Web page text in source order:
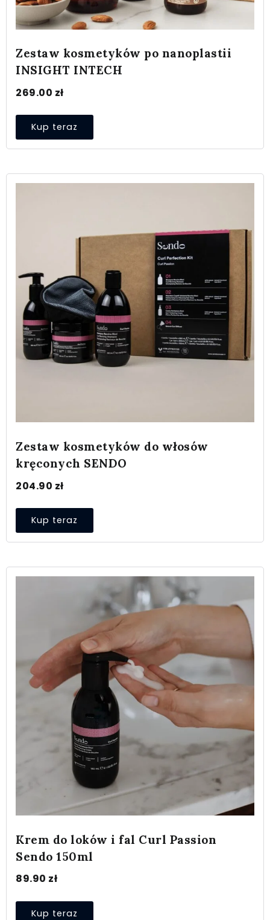
Zestaw kosmetyków po nanoplastii
INSIGHT INTECH
269.00 zł
Kup teraz
Zestaw kosmetyków do włosów
kręconych SENDO
204.90 zł
Kup teraz
Krem do loków i fal Curl Passion
Sendo 150ml
89.90 zł
Kup teraz